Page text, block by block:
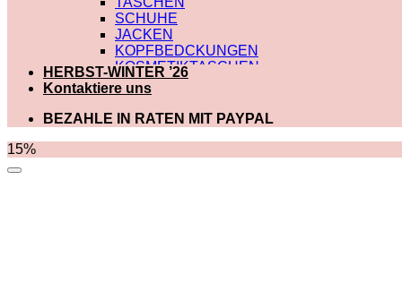
SCHUHE
JACKEN
KOPFBEDCKUNGEN
KOSMETIKTASCHEN
SCHALS
SCHULTERRIEMEN
GÜRTEL
GELDBÖRSEN
HERBST-WINTER ’26
Kontaktiere uns
BEZAHLE IN RATEN MIT PAYPAL
15%